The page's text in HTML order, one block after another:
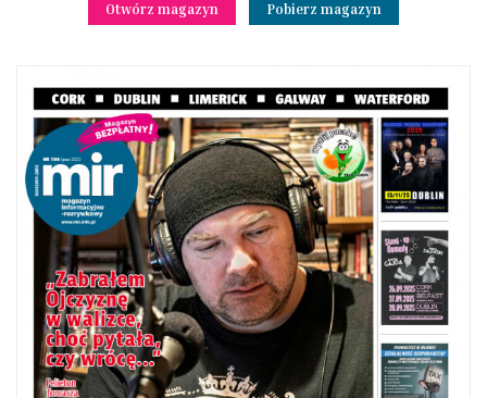
Otwórz magazyn
Pobierz magazyn